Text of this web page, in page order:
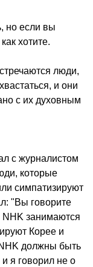
но если вы
хотите.
люди,
и они
с их духовным
с журналистом
которые
симпатизируют
"Вы говорите
занимаются
Корее и
должны быть
я говорил не о